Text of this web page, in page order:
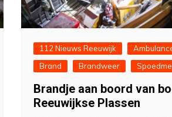
112 Nieuws Reeuwijk
Brand
Brandweer
Brandje aan boord van
Reeuwijkse Plassen